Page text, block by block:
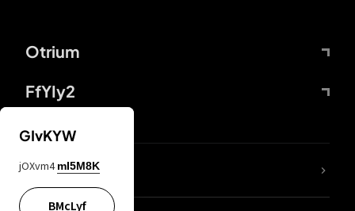
Otrium
FfYIy2
DDcvSo
GIvKYW
jOXvm4 mI5M8K
BMcLyf